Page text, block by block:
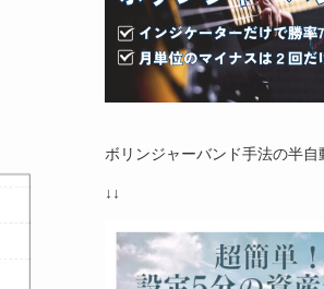
ボリンジャーバンド手法の半自
↓↓